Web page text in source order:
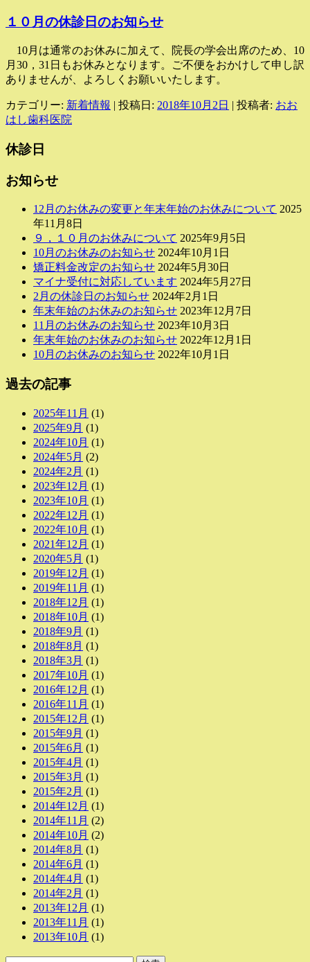
１０月の休診日のお知らせ
10月は通常のお休みに加えて、院長の学会出席のため、10
月30，31日もお休みとなります。ご不便をおかけして申し訳
ありませんが、よろしくお願いいたします。
カテゴリー: 新着情報 | 投稿日: 2018年10月2日 | 投稿者: おお
はし歯科医院
休診日
お知らせ
12月のお休みの変更と年末年始のお休みについて 2025
年11月8日
９，１０月のお休みについて 2025年9月5日
10月のお休みのお知らせ 2024年10月1日
矯正料金改定のお知らせ 2024年5月30日
マイナ受付に対応しています 2024年5月27日
2月の休診日のお知らせ 2024年2月1日
年末年始のお休みのお知らせ 2023年12月7日
11月のお休みのお知らせ 2023年10月3日
年末年始のお休みのお知らせ 2022年12月1日
10月のお休みのお知らせ 2022年10月1日
過去の記事
2025年11月 (1)
2025年9月 (1)
2024年10月 (1)
2024年5月 (2)
2024年2月 (1)
2023年12月 (1)
2023年10月 (1)
2022年12月 (1)
2022年10月 (1)
2021年12月 (1)
2020年5月 (1)
2019年12月 (1)
2019年11月 (1)
2018年12月 (1)
2018年10月 (1)
2018年9月 (1)
2018年8月 (1)
2018年3月 (1)
2017年10月 (1)
2016年12月 (1)
2016年11月 (1)
2015年12月 (1)
2015年9月 (1)
2015年6月 (1)
2015年4月 (1)
2015年3月 (1)
2015年2月 (1)
2014年12月 (1)
2014年11月 (2)
2014年10月 (2)
2014年8月 (1)
2014年6月 (1)
2014年4月 (1)
2014年2月 (1)
2013年12月 (1)
2013年11月 (1)
2013年10月 (1)